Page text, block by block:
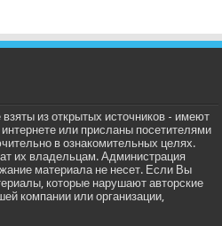
из открытых источников - имеют
или присланы посетителями
в ознакомительных целях.
их владельцам. Администрация
материала не несет. Если Вы
которые нарушают авторские
компании или организации,